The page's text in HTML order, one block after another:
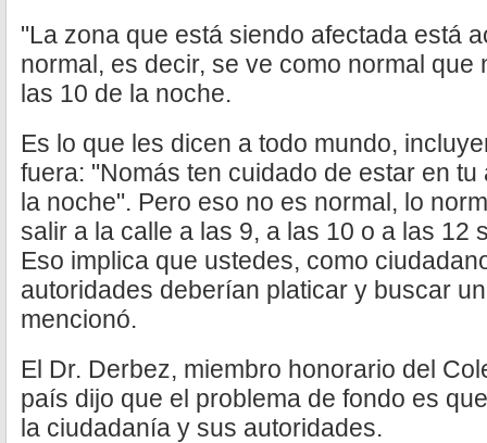
"La zona que está siendo afectada está
normal, es decir, se ve como normal
las 10 de la noche.
Es lo que les dicen a todo mundo,
fuera: "Nomás ten cuidado de estar en
la noche". Pero eso no es normal, lo
salir a la calle a las 9, a las 10 o a las 12
Eso implica que ustedes, como
autoridades deberían platicar y buscar
mencionó.
El Dr. Derbez, miembro honorario del
país dijo que el problema de fondo es
la ciudadanía y sus autoridades.